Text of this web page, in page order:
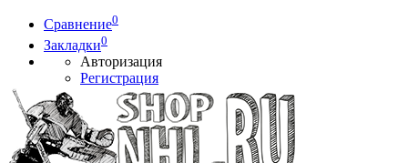
Сравнение0
Закладки0
Авторизация
Регистрация